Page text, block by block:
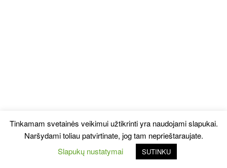
Tinkamam svetainės veikimui užtikrinti yra naudojami slapukai.
Naršydami toliau patvirtinate, jog tam neprieštaraujate.
Slapukų nustatymai
SUTINKU